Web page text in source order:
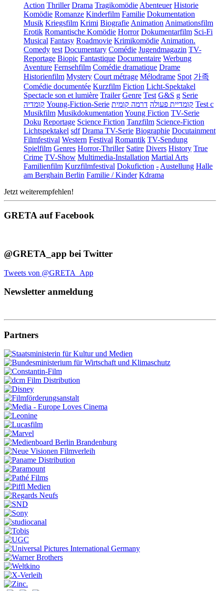
Action Thriller Drama Tragikomödie Abenteuer Historie
Komödie Romanze Kinderfilm Familie Dokumentation
Musik Kriegsfilm Krimi Biografie Animation Animationsfilm
Erotik Romantische Komödie Horror Dokumentarfilm Sci-Fi
Musical Fantasy Roadmovie Krimikomödie Animation.
Comedy test Documentary Comédie Jugendmagazin TV-
Reportage Biopic Fantastique Documentaire Werbung
Aventure Fernsehfilm Comédie dramatique Drame
Historienfilm Mystery Court métrage Mélodrame Spot 가족
Comédie documentée Kurzfilm Fiction Licht-Spektakel
Spectacle son et lumière Trailer Genre Test G&S g Serie
קומדיה Young-Fiction-Serie קומדיית פעולה דרמה קומית
Test c
Musikfilm Musikdokumentation Young Fiction TV-Serie
Doku Reportage Science Fiction Tanzfilm Science-Fiction
Lichtspektakel sdf Drama TV-Serie Biographie Docutainment
Filmfestival Western Festival Romantik TV-Sendung
Spielfilm Genres Horror-Thriller Satire Divers History True
Crime TV-Show Multimedia-Installation Martial Arts
Familienfilm Kurzfilmfestival Dokufiction - Austellung Halle
am Berghain Berlin Familie / Kinder Kdrama
Jetzt weiterempfehlen!
GRETA auf Facebook
@GRETA_app bei Twitter
Tweets von @GRETA_App
Newsletter anmeldung
Partners